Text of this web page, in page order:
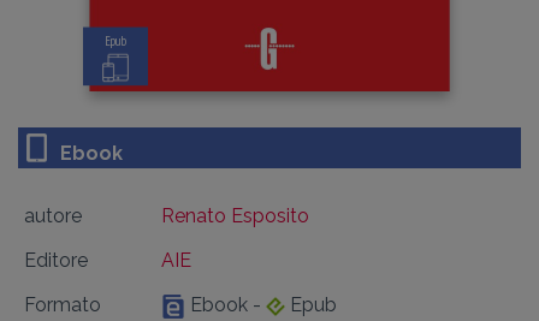
Epub
Ebook
autore
Renato Esposito
Editore
AIE
Formato
Ebook - Epub